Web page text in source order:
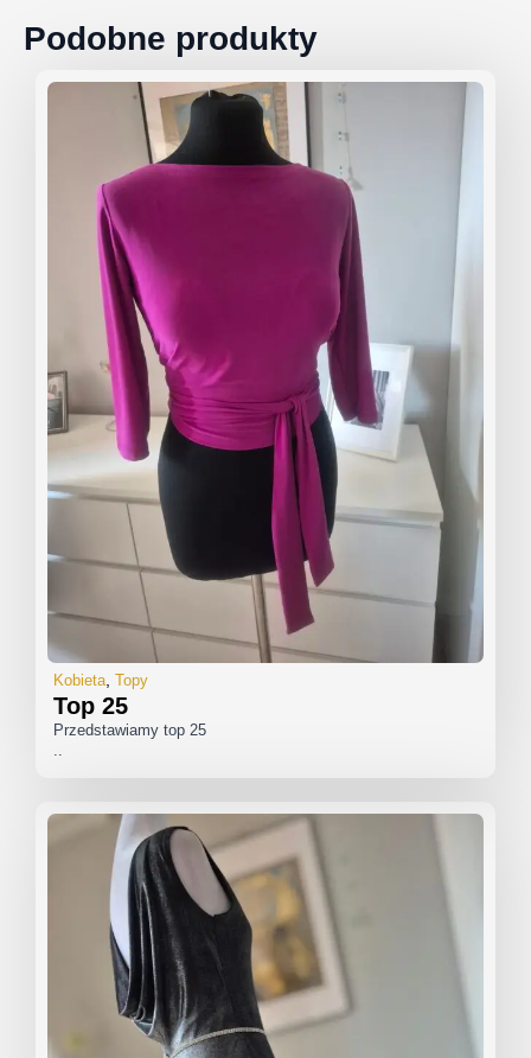
Podobne produkty
Kobieta Topy
Top 25
Przedstawiamy top 25
..